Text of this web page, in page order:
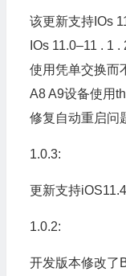
该更新支持IOs
IOs 11.0–11 . 1
使用凭单交换而
A8 A9设备使用
修复自动重启问
1.0.3:
更新支持
1.0.2:
开发版本修改了